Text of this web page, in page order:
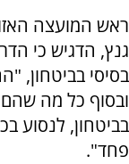
ראש המועצה
גנץ, הדגיש כי
בסיסי בביטחון,
ובסוף כל מה
בביטחון, לנסוע
פחד".